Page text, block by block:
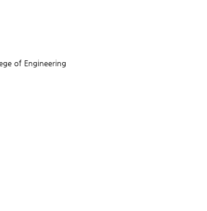
of Engineering